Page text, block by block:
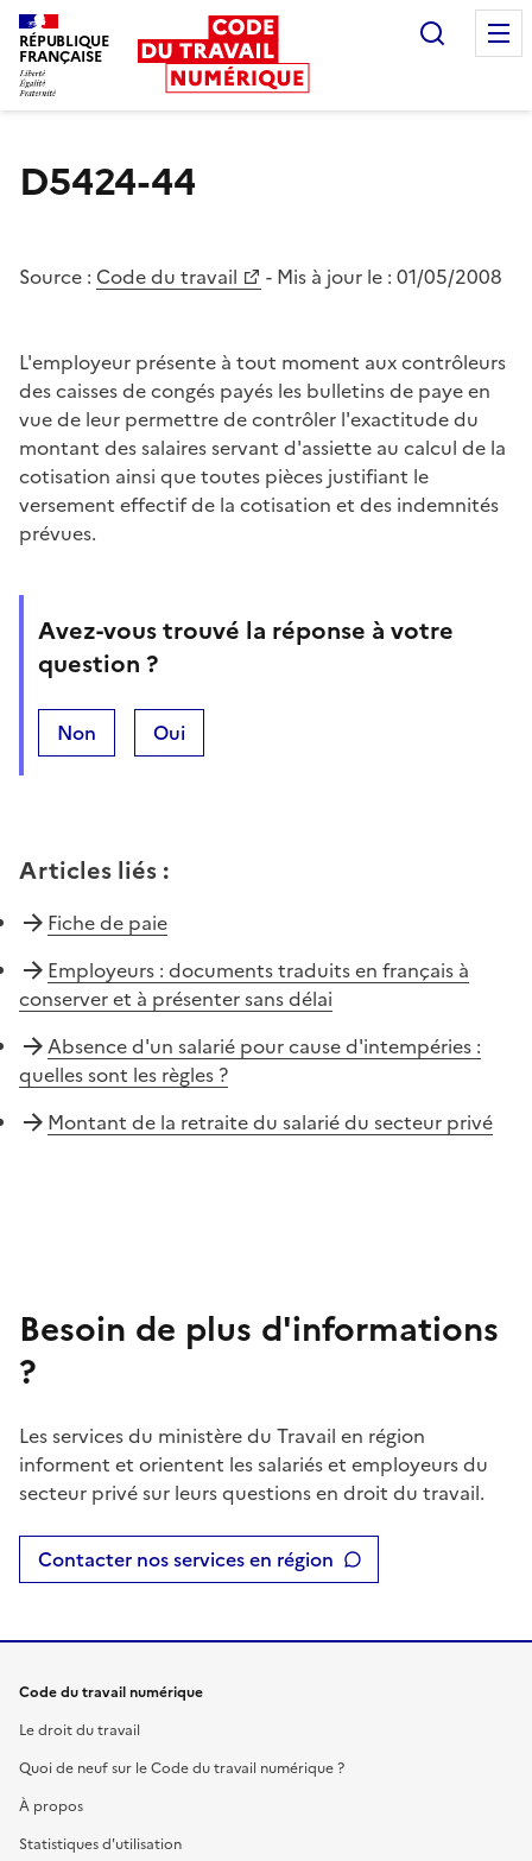
RÉPUBLIQUE
FRANÇAISE
D5424-44
Source : Code du travail - Mis à jour le : 01/05/2008
L'employeur présente à tout moment aux contrôleurs
des caisses de congés payés les bulletins de paye en
vue de leur permettre de contrôler l'exactitude du
montant des salaires servant d'assiette au calcul de la
cotisation ainsi que toutes pièces justifiant le
versement effectif de la cotisation et des indemnités
prévues.
Avez-vous trouvé la réponse à votre
question ?
Non Oui
Articles liés :
Fiche de paie
Employeurs : documents traduits en français à
conserver et à présenter sans délai
Absence d'un salarié pour cause d'intempéries :
quelles sont les règles ?
Montant de la retraite du salarié du secteur privé
Besoin de plus d'informations
?
Les services du ministère du Travail en région
informent et orientent les salariés et employeurs du
secteur privé sur leurs questions en droit du travail.
Contacter nos services en région
Code du travail numérique
Le droit du travail
Quoi de neuf sur le Code du travail numérique ?
À propos
Statistiques d'utilisation